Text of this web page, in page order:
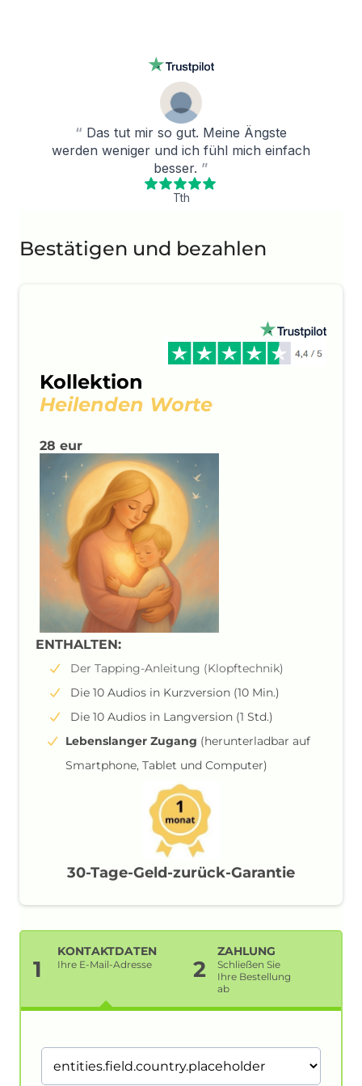
Bestätigen und bezahlen
Kollektion
Heilenden Worte
28 eur
ENTHALTEN:
Der Tapping-Anleitung (Klopftechnik)
Die 10 Audios in Kurzversion (10 Min.)
Die 10 Audios in Langversion (1 Std.)
Lebenslanger Zugang (herunterladbar auf
Smartphone, Tablet und Computer)
30-Tage-Geld-zurück-Garantie
1
KONTAKTDATEN
Ihre E-Mail-Adresse 2
ZAHLUNG
Schließen Sie
Ihre Bestellung
ab